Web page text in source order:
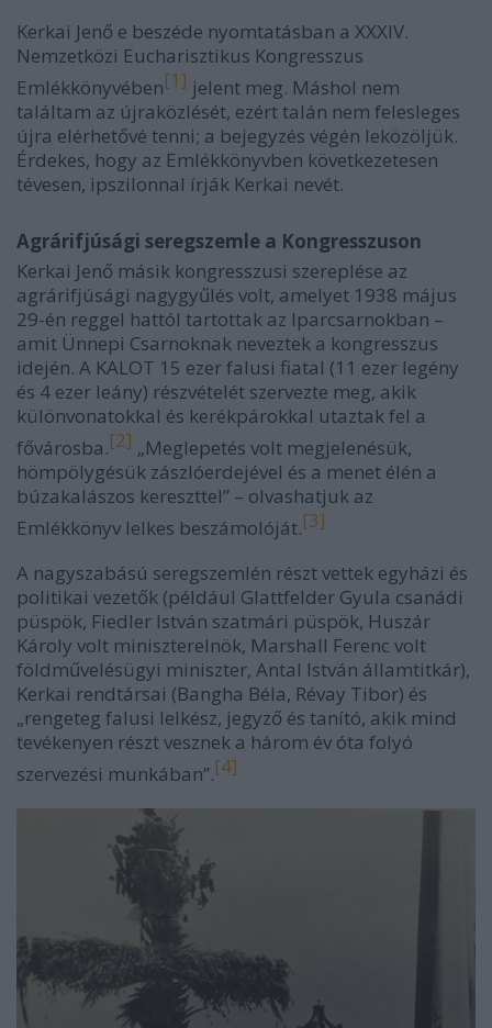
Kerkai Jenő e beszéde nyomtatásban a XXXIV.
Nemzetközi Eucharisztikus Kongresszus
Emlékkönyvében[1] jelent meg. Máshol nem
találtam az újraközlését, ezért talán nem felesleges
újra elérhetővé tenni; a bejegyzés végén leközöljük.
Érdekes, hogy az Emlékkönyvben következetesen
tévesen, ipszilonnal írják Kerkai nevét.
Agrárifjúsági seregszemle a Kongresszuson
Kerkai Jenő másik kongresszusi szereplése az
agrárifjúsági nagygyűlés volt, amelyet 1938 május
29-én reggel hattól tartottak az Iparcsarnokban –
amit Ünnepi Csarnoknak neveztek a kongresszus
idején. A KALOT 15 ezer falusi fiatal (11 ezer legény
és 4 ezer leány) részvételét szervezte meg, akik
különvonatokkal és kerékpárokkal utaztak fel a
fővárosba.[2] „Meglepetés volt megjelenésük,
hömpölygésük zászlóerdejével és a menet élén a
búzakalászos kereszttel” – olvashatjuk az
Emlékkönyv lelkes beszámolóját.[3]
A nagyszabású seregszemlén részt vettek egyházi és
politikai vezetők (például Glattfelder Gyula csanádi
püspök, Fiedler István szatmári püspök, Huszár
Károly volt miniszterelnök, Marshall Ferenc volt
földművelésügyi miniszter, Antal István államtitkár),
Kerkai rendtársai (Bangha Béla, Révay Tibor) és
„rengeteg falusi lelkész, jegyző és tanító, akik mind
tevékenyen részt vesznek a három év óta folyó
szervezési munkában”.[4]